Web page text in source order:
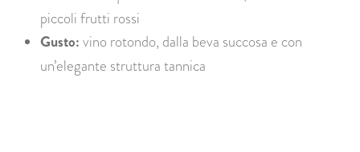
piccoli frutti rossi
Gusto: vino rotondo, dalla beva succosa e con
un’elegante struttura tannica